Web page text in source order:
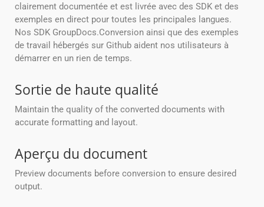
clairement documentée et est livrée avec des SDK et des
exemples en direct pour toutes les principales langues.
Nos SDK GroupDocs.Conversion ainsi que des exemples
de travail hébergés sur Github aident nos utilisateurs à
démarrer en un rien de temps.
Sortie de haute qualité
Maintain the quality of the converted documents with
accurate formatting and layout.
Aperçu du document
Preview documents before conversion to ensure desired
output.